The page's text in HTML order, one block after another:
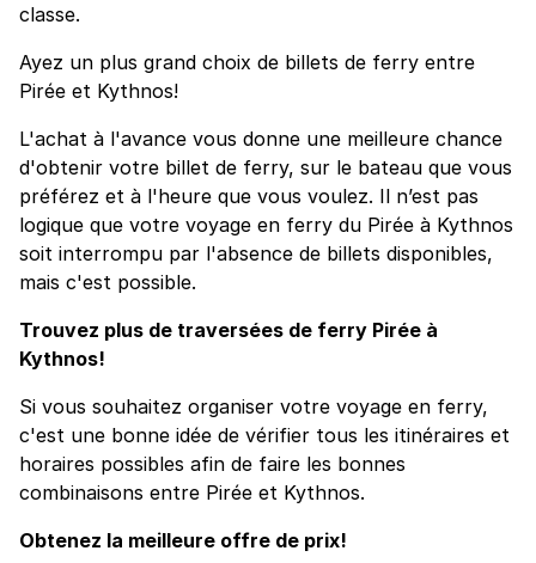
classe.
Ayez un plus grand choix de billets de ferry entre
Pirée et Kythnos!
L'achat à l'avance vous donne une meilleure chance
d'obtenir votre billet de ferry, sur le bateau que vous
préférez et à l'heure que vous voulez. Il n’est pas
logique que votre voyage en ferry du Pirée à Kythnos
soit interrompu par l'absence de billets disponibles,
mais c'est possible.
Trouvez plus de traversées de ferry Pirée à
Kythnos!
Si vous souhaitez organiser votre voyage en ferry,
c'est une bonne idée de vérifier tous les itinéraires et
horaires possibles afin de faire les bonnes
combinaisons entre Pirée et Kythnos.
Obtenez la meilleure offre de prix!